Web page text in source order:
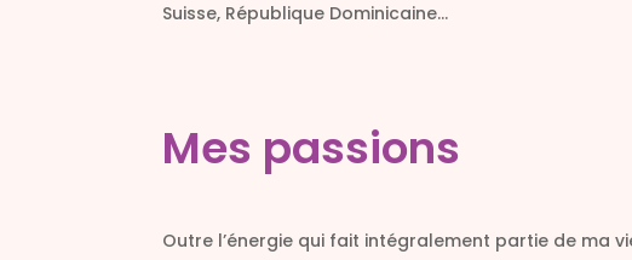
Suisse, République Dominicaine…
Mes passions
Outre l’énergie qui fait intégralement partie de ma